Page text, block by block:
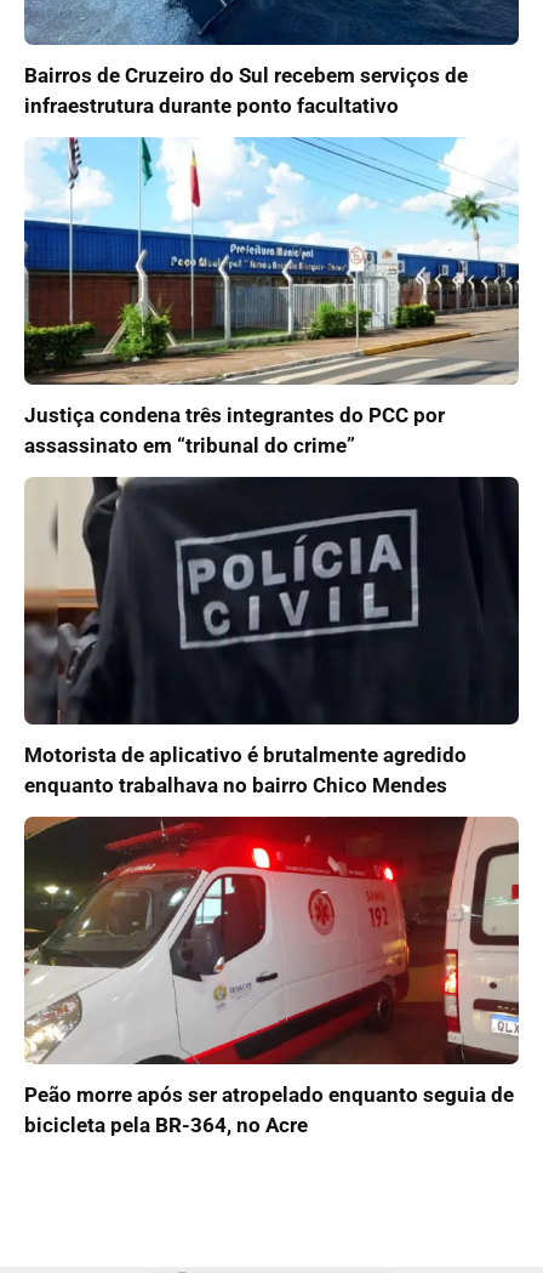
Bairros de Cruzeiro do Sul recebem serviços de
infraestrutura durante ponto facultativo
Justiça condena três integrantes do PCC por
assassinato em “tribunal do crime”
Motorista de aplicativo é brutalmente agredido
enquanto trabalhava no bairro Chico Mendes
Peão morre após ser atropelado enquanto seguia de
bicicleta pela BR-364, no Acre